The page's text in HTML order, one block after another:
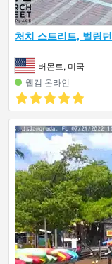
처치 스트리트, 벌링턴
버몬트, 미국
웹캠 온라인